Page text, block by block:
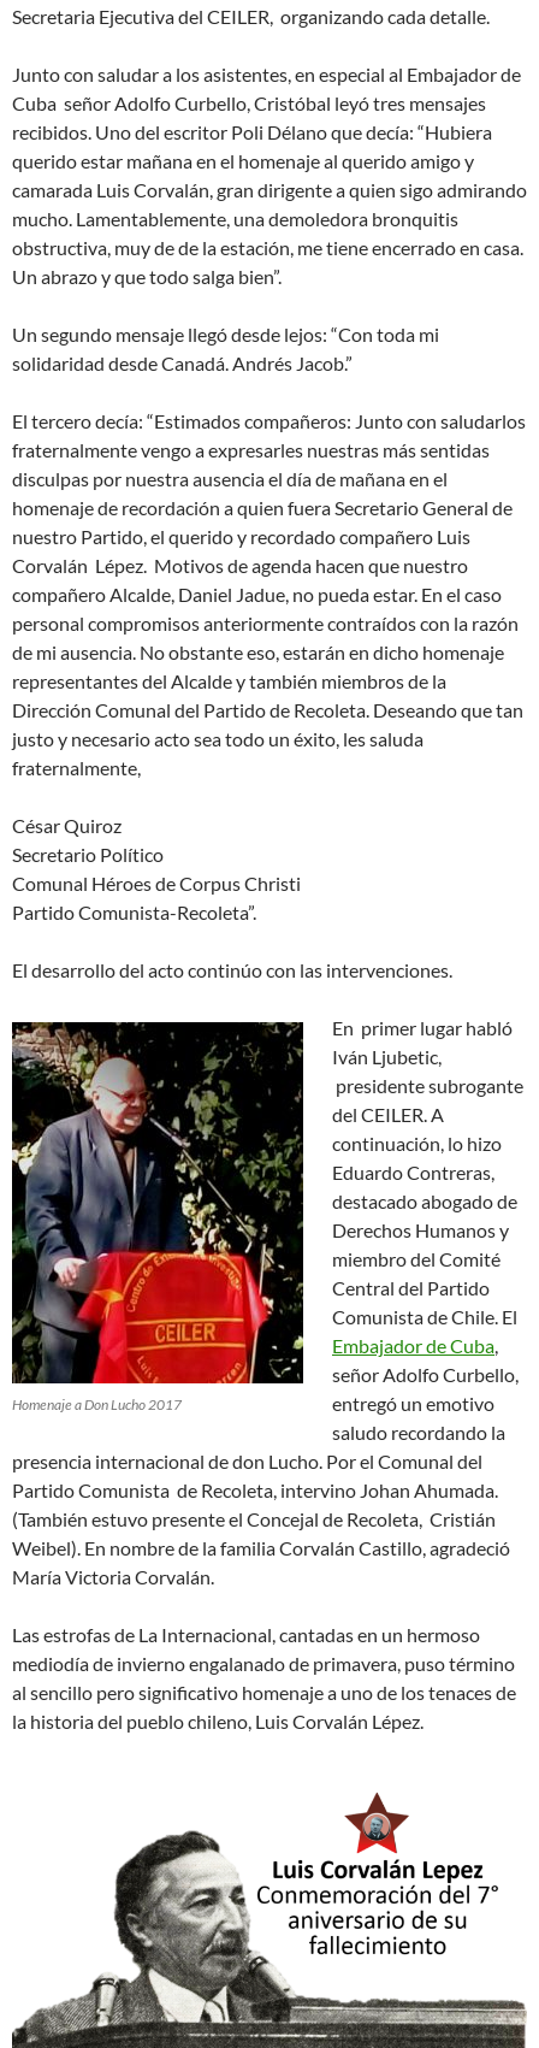
Secretaria Ejecutiva del CEILER, organizando cada detalle.
Junto con saludar a los asistentes, en especial al Embajador de
Cuba señor Adolfo Curbello, Cristóbal leyó tres mensajes
recibidos. Uno del escritor Poli Délano que decía: “Hubiera
querido estar mañana en el homenaje al querido amigo y
camarada Luis Corvalán, gran dirigente a quien sigo admirando
mucho. Lamentablemente, una demoledora bronquitis
obstructiva, muy de de la estación, me tiene encerrado en casa.
Un abrazo y que todo salga bien”.
Un segundo mensaje llegó desde lejos: “Con toda mi
solidaridad desde Canadá. Andrés Jacob.”
El tercero decía: “Estimados compañeros: Junto con saludarlos
fraternalmente vengo a expresarles nuestras más sentidas
disculpas por nuestra ausencia el día de mañana en el
homenaje de recordación a quien fuera Secretario General de
nuestro Partido, el querido y recordado compañero Luis
Corvalán Lépez. Motivos de agenda hacen que nuestro
compañero Alcalde, Daniel Jadue, no pueda estar. En el caso
personal compromisos anteriormente contraídos con la razón
de mi ausencia. No obstante eso, estarán en dicho homenaje
representantes del Alcalde y también miembros de la
Dirección Comunal del Partido de Recoleta. Deseando que tan
justo y necesario acto sea todo un éxito, les saluda
fraternalmente,
César Quiroz
Secretario Político
Comunal Héroes de Corpus Christi
Partido Comunista-Recoleta”.
El desarrollo del acto continúo con las intervenciones.
Homenaje a Don Lucho 2017
En primer lugar habló
Iván Ljubetic,
presidente subrogante
del CEILER. A
continuación, lo hizo
Eduardo Contreras,
destacado abogado de
Derechos Humanos y
miembro del Comité
Central del Partido
Comunista de Chile. El
Embajador de Cuba
señor Adolfo Curbello,
entregó un emotivo
saludo recordando la
presencia internacional de don Lucho. Por el Comunal del
Partido Comunista de Recoleta, intervino Johan Ahumada.
(También estuvo presente el Concejal de Recoleta, Cristián
Weibel). En nombre de la familia Corvalán Castillo, agradeció
María Victoria Corvalán.
Las estrofas de La Internacional, cantadas en un hermoso
mediodía de invierno engalanado de primavera, puso término
al sencillo pero significativo homenaje a uno de los tenaces de
la historia del pueblo chileno, Luis Corvalán Lépez.